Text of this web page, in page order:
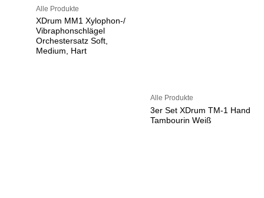
Alle Produkte
XDrum MM1 Xylophon-/
Vibraphonschlägel
Orchestersatz Soft,
Medium, Hart
Alle Produkte
3er Set XDrum TM-1 Hand
Tambourin Weiß